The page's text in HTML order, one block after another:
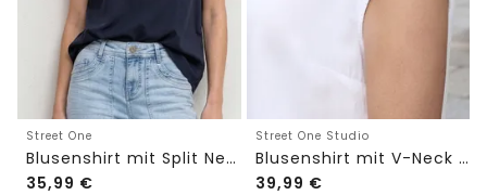
Street One
Blusenshirt mit Split Neck und Volant-Ärmeln
35,99 €
Street One Studio
Blusenshirt mit V-Neck und Spitze
39,99 €